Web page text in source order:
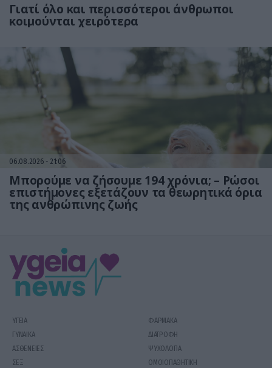
Γιατί όλο και περισσότεροι άνθρωποι
κοιμούνται χειρότερα
06.08.2026 21:06
Μπορούμε να ζήσουμε 194 χρόνια; – Ρώσοι
επιστήμονες εξετάζουν τα θεωρητικά όρια
της ανθρώπινης ζωής
ΥΓΕΙΑ
ΦΑΡΜΑΚΑ
ΓΥΝΑΙΚΑ
ΔΙΑΤΡΟΦΗ
ΑΣΘΕΝΕΙΕΣ
ΨΥΧΟΛΟΓΙΑ
ΣΕΞ
ΟΜΟΙΟΠΑΘΗΤΙΚΗ